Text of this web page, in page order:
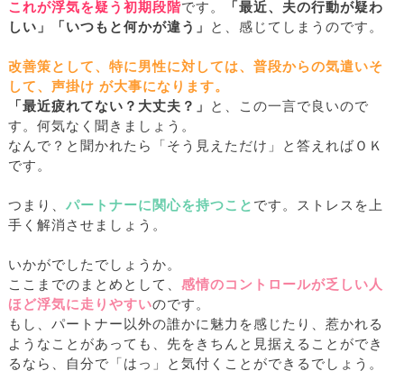
これが浮気を疑う初期段階です。
「最近、夫の行動が疑わ
しい」「いつもと何かが違う」
と、感じてしまうのです。
改善策として、特に男性に対しては、普段からの気遣いそ
して、声掛け が大事になります。
「最近疲れてない？大丈夫？」
と、この一言で良いので
す。何気なく聞きましょう。
なんで？と聞かれたら「そう見えただけ」と答えればＯＫ
です。
つまり、 パートナーに関心を持つこと です。ストレスを上
手く解消させましょう。
いかがでしたでしょうか。
ここまでのまとめとして、 感情のコントロールが乏しい人
ほど浮気に走りやすいのです。
もし、パートナー以外の誰かに魅力を感じたり、惹かれる
ようなことがあっても、先をきちんと見据えることができ
るなら、自分で「はっ」と気付くことができるでしょう。